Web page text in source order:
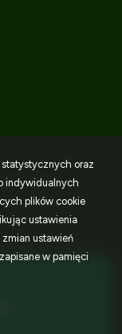
oraz
indywidualnych
plików cookie
ustawienia
ustawień
w pamięci